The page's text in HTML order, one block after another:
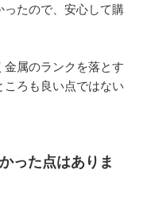
たので、安心して購
属のランクを落とす
ろも良い点ではない
った点はありま